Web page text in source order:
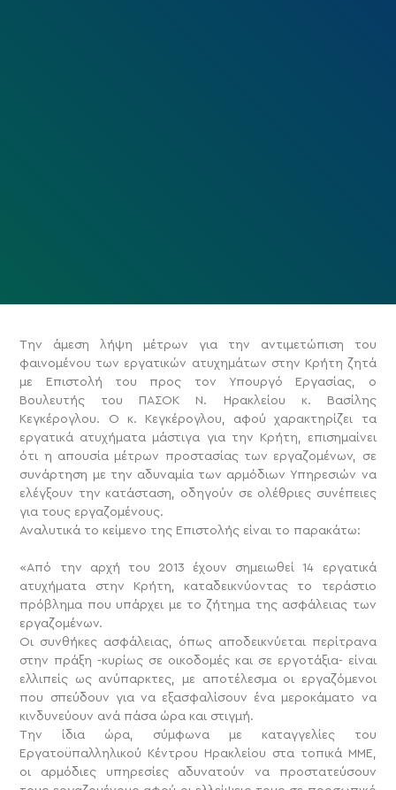
Την άμεση λήψη μέτρων για την αντιμετώπιση του
φαινομένου των εργατικών ατυχημάτων στην Κρήτη ζητά
με Επιστολή του προς τον Υπουργό Εργασίας, ο
Βουλευτής του ΠΑΣΟΚ Ν. Ηρακλείου κ. Βασίλης
Κεγκέρογλου.
Ο κ. Κεγκέρογλου, αφού χαρακτηρίζει τα
εργατικά ατυχήματα μάστιγα για την Κρήτη, επισημαίνει
ότι η απουσία μέτρων προστασίας των εργαζομένων, σε
συνάρτηση με την αδυναμία των αρμόδιων Υπηρεσιών να
ελέγξουν την κατάσταση, οδηγούν σε ολέθριες συνέπειες
για τους εργαζομένους.
Αναλυτικά το κείμενο της Επιστολής είναι το παρακάτω:
«Από την αρχή του 2013 έχουν σημειωθεί 14 εργατικά
ατυχήματα στην Κρήτη, καταδεικνύοντας το τεράστιο
πρόβλημα που υπάρχει με το ζήτημα της ασφάλειας των
εργαζομένων.
Οι συνθήκες ασφάλειας, όπως αποδεικνύεται περίτρανα
στην πράξη -κυρίως σε οικοδομές και σε εργοτάξια- είναι
ελλιπείς ως ανύπαρκτες, με αποτέλεσμα οι εργαζόμενοι
που σπεύδουν για να εξασφαλίσουν ένα μεροκάματο να
κινδυνεύουν ανά πάσα ώρα και στιγμή.
Την ίδια ώρα, σύμφωνα με καταγγελίες του
Εργατοϋπαλληλικού Κέντρου Ηρακλείου στα τοπικά ΜΜΕ,
οι αρμόδιες υπηρεσίες αδυνατούν να προστατεύσουν